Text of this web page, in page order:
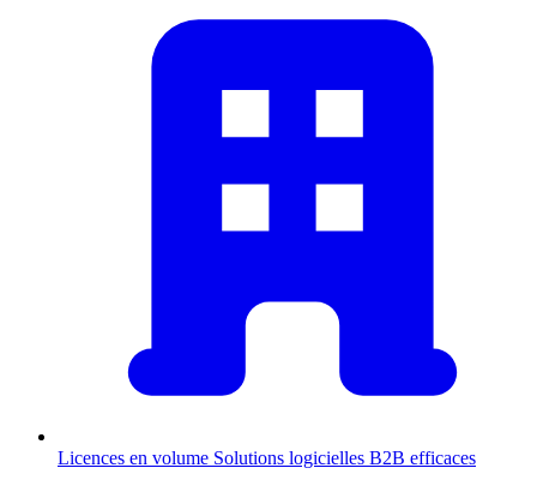
Licences en volume Solutions logicielles B2B efficaces